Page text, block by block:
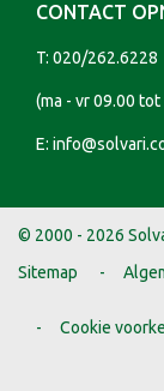
CONTACT
T: 020/262.6228
(ma - vr 09.00
E:
© 2000 - 2026
Sitemap
Cookie